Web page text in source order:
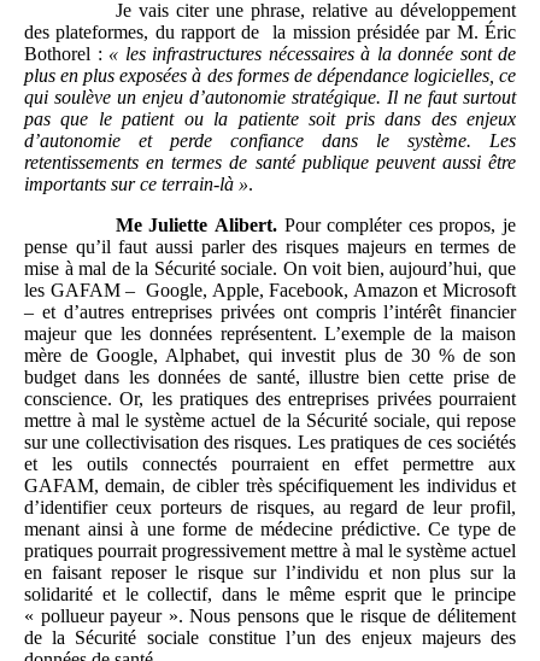
Je vais citer une phrase, relative au développement
des plateformes, du rapport de la mission présidée par M. Éric
Bothorel : « les infrastructures nécessaires à la donnée sont de
plus en plus exposées à des formes de dépendance logicielles, ce
qui soulève un enjeu d’autonomie stratégique. Il ne faut surtout
pas que le patient ou la patiente soit pris dans des enjeux
d’autonomie et perde confiance dans le système. Les
retentissements en termes de santé publique peuvent aussi être
importants sur ce terrain-là ».
Me Juliette Alibert. Pour compléter ces propos, je
pense qu’il faut aussi parler des risques majeurs en termes de
mise à mal de la Sécurité sociale. On voit bien, aujourd’hui, que
les GAFAM – Google, Apple, Facebook, Amazon et Microsoft
– et d’autres entreprises privées ont compris l’intérêt financier
majeur que les données représentent. L’exemple de la maison
mère de Google, Alphabet, qui investit plus de 30 % de son
budget dans les données de santé, illustre bien cette prise de
conscience. Or, les pratiques des entreprises privées pourraient
mettre à mal le système actuel de la Sécurité sociale, qui repose
sur une collectivisation des risques. Les pratiques de ces sociétés
et les outils connectés pourraient en effet permettre aux
GAFAM, demain, de cibler très spécifiquement les individus et
d’identifier ceux porteurs de risques, au regard de leur profil,
menant ainsi à une forme de médecine prédictive. Ce type de
pratiques pourrait progressivement mettre à mal le système actuel
en faisant reposer le risque sur l’individu et non plus sur la
solidarité et le collectif, dans le même esprit que le principe
« pollueur payeur ». Nous pensons que le risque de délitement
de la Sécurité sociale constitue l’un des enjeux majeurs des